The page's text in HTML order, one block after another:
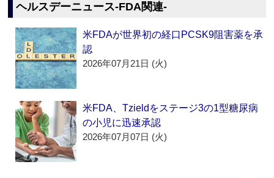
ヘルスデーニュース‐FDA関連‐
米FDAが世界初の経口PCSK9阻害薬を承
認
2026年07月21日 (火)
米FDA、Tzieldをステージ3の1型糖尿病
の小児に迅速承認
2026年07月07日 (火)